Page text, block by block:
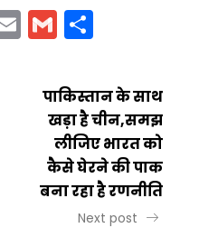
EmailGmail
पाकिस्तान के साथ
खड़ा है चीन,समझ
लीजिए भारत को
कैसे घेरने की पाक
बना रहा है रणनीति
Next post